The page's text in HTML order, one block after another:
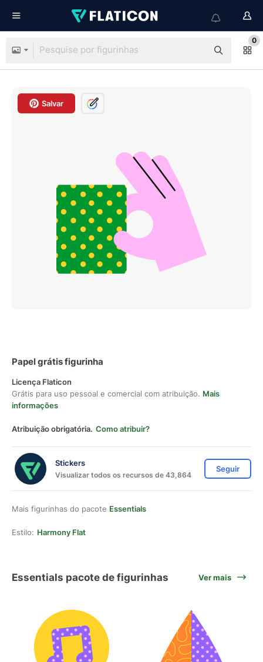
0
Salvar
Papel grátis figurinha
Licença Flaticon
Grátis para uso pessoal e comercial com atribuição. Mais
informações
Atribuição obrigatória. Como atribuir?
Stickers
Visualizar todos os recursos de 43,864
Seguir
Mais figurinhas do pacote Essentials
Estilo: Harmony Flat
Essentials pacote de figurinhas Ver mais